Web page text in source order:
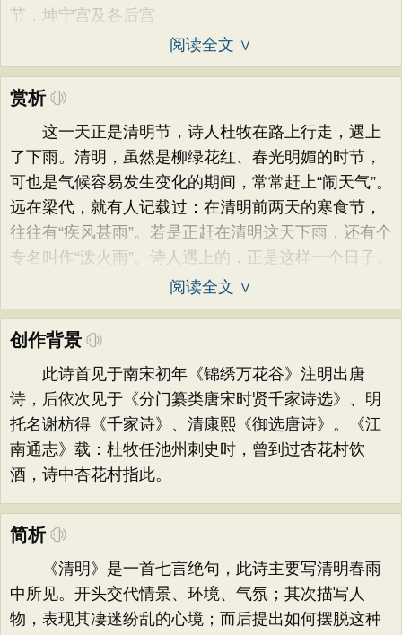
节，坤宁宫及各后宫
阅读全文 ∨
赏析
这一天正是清明节，诗人杜牧在路上行走，遇上
了下雨。清明，虽然是柳绿花红、春光明媚的时节，
可也是气候容易发生变化的期间，常常赶上“闹天气”。
远在梁代，就有人记载过：在清明前两天的寒食节，
往往有“疾风甚雨”。若是正赶在清明这天下雨，还有个
专名叫作“泼火雨”。诗人遇上的，正是这样一个日子。
阅读全文 ∨
创作背景
此诗首见于南宋初年《锦绣万花谷》注明出唐
诗，后依次见于《分门纂类唐宋时贤千家诗选》、明
托名谢枋得《千家诗》、清康熙《御选唐诗》。《江
南通志》载：杜牧任池州刺史时，曾到过杏花村饮
酒，诗中杏花村指此。
简析
《清明》是一首七言绝句，此诗主要写清明春雨
中所见。开头交代情景、环境、气氛；其次描写人
物，表现其凄迷纷乱的心境；而后提出如何摆脱这种